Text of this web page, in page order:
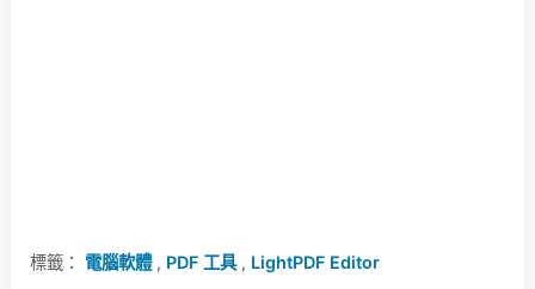
標籤： 電腦軟體, PDF 工具, LightPDF Editor